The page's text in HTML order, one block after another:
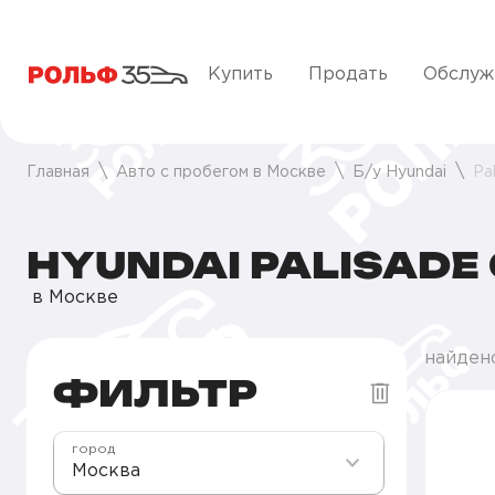
Купить Продать
Главная Авто с пробегом в Москве Б/у Hyundai
HYUNDAI
в Москве
ФИЛЬТР
Москва
город